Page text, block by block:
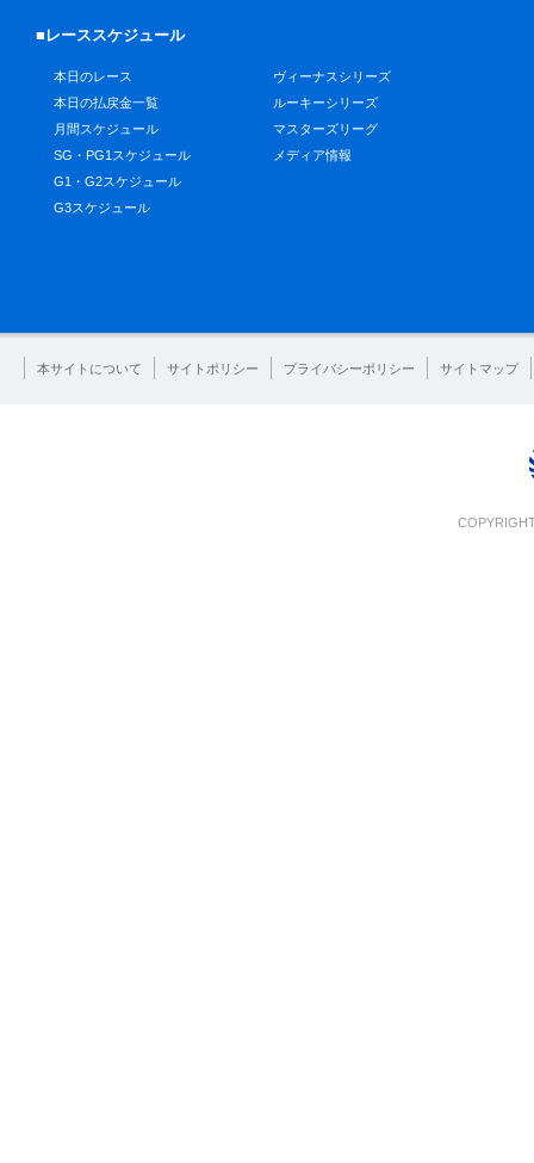
■レーススケジュール
本日のレース
本日の払戻金一覧
月間スケジュール
SG・PG1スケジュール
G1・G2スケジュール
G3スケジュール
ヴィーナスシリーズ
ルーキーシリーズ
マスターズリーグ
メディア情報
本サイトについて サイトポリシー プライバシーポリシー サイトマップ